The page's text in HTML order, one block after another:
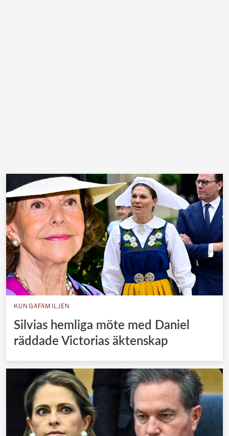
KUNGAFAMILJEN
Silvias hemliga möte med Daniel
räddade Victorias äktenskap